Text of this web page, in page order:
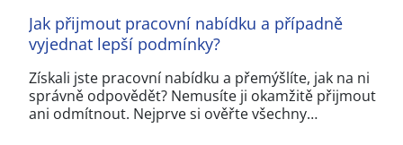
Jak přijmout pracovní nabídku a případně
vyjednat lepší podmínky?
Získali jste pracovní nabídku a přemýšlíte, jak na ni
správně odpovědět? Nemusíte ji okamžitě přijmout
ani odmítnout. Nejprve si ověřte všechny…